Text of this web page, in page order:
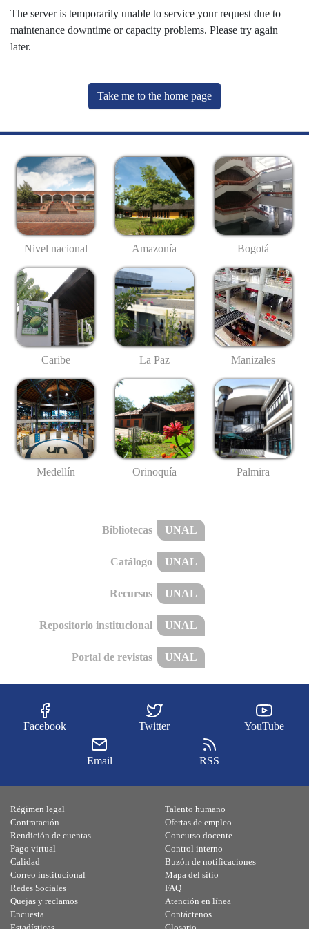
The server is temporarily unable to service your request due to
maintenance downtime or capacity problems. Please try again
later.
Take me to the home page
Nivel nacional Amazonía Bogotá
Caribe La Paz Manizales
Medellín Orinoquía Palmira
Bibliotecas UNAL
Catálogo UNAL
Recursos UNAL
Repositorio institucional UNAL
Portal de revistas UNAL
Facebook Twitter YouTube
Email RSS
Régimen legal
Contratación
Rendición de cuentas
Pago virtual
Calidad
Talento humano
Ofertas de empleo
Concurso docente
Control interno
Buzón de notificaciones
Correo institucional
Redes Sociales
Quejas y reclamos
Encuesta
Mapa del sitio
FAQ
Atención en línea
Contáctenos